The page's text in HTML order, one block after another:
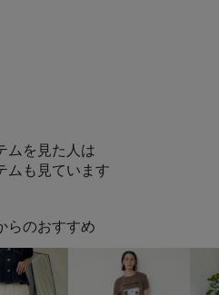
ムを見た人は
ムも見ています
らのおすすめ